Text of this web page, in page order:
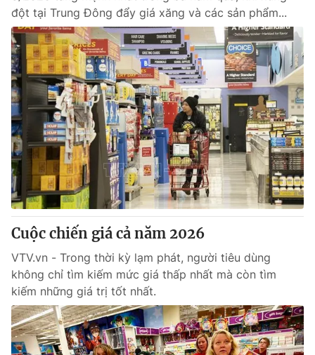
Liên hệ tòa soạn English
THỜI BÁO VTV
Theo dõi báo trên
Cơ quan chủ quản:
Đài Truyền hình Việt Nam
Cơ quan báo chí:
Thời báo VTV
Giấy phép hoạt động báo in và báo điện tử số 483/GP-BTTTT
cấp ngày 29/12/2023
Tổng Biên tập:Vũ Thanh Thủy
Phó Tổng Biên tập:Nguyễn Thị Mỹ Hạnh, Phạm Quốc Thắng,
Nguyễn Trọng Ninh
Tổng đài VTV:024.38 355 931 - 024.38 355 932
Ðiện thoại Thời báo VTV:024.66 897 897
Email:toasoan@vtv.vn
đột tại Trung Đông đẩy giá xăng và các sản phẩm...
Cuộc chiến giá cả năm 2026
VTV.vn - Trong thời kỳ lạm phát, người tiêu dùng
không chỉ tìm kiếm mức giá thấp nhất mà còn tìm
kiếm những giá trị tốt nhất.